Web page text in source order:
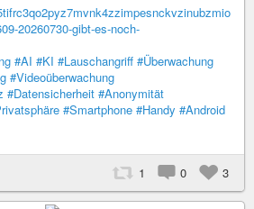
20260730-gibt-es-noch-
#AI #KI #Lauschangriff #Überwachung
#Videoüberwachung
#Datensicherheit #Anonymität
#Smartphone #Handy #Android
1 0 3